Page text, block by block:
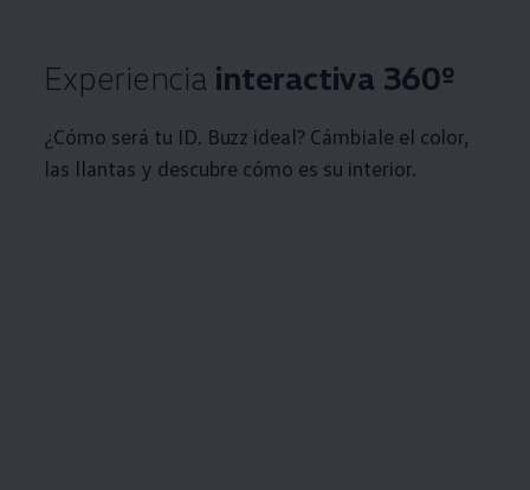
Experiencia interactiva 360º
¿Cómo será tu ID. Buzz ideal? Cámbiale el color,
las llantas y descubre cómo es su interior.